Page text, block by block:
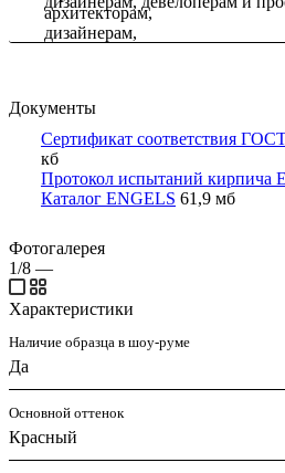
Документы
Сертификат соответствия
кб
Протокол испытаний кирпича
Каталог ENGELS 61,9 мб
Фотогалерея
1/8 —
Характеристики
Наличие образца в шоу-руме
Да
Основной оттенок
Красный